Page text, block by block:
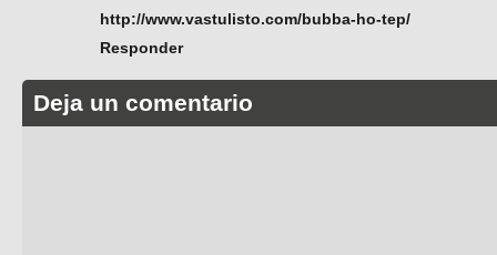
http://www.vastulisto.com/bubba-ho-tep/
Responder
Deja un comentario